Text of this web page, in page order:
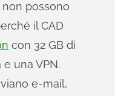
possono
il CAD
con 32 GB di
e una VPN.
e-mail,